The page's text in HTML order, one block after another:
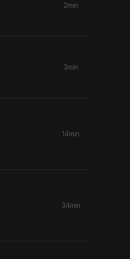
2min
3min
14min
34min